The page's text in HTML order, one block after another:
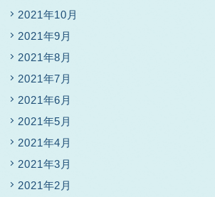
2021年10月
2021年9月
2021年8月
2021年7月
2021年6月
2021年5月
2021年4月
2021年3月
2021年2月